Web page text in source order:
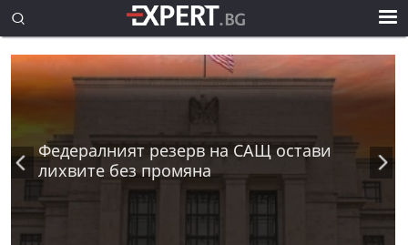
Федералният резерв на САЩ остави
лихвите без промяна